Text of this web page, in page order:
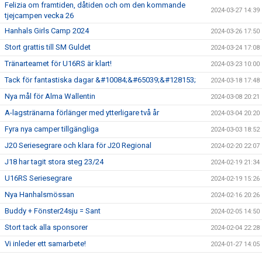
Felizia om framtiden, dåtiden och om den kommande
tjejcampen vecka 26
2024-03-27 14:39
Hanhals Girls Camp 2024 2024-03-26 17:50
Stort grattis till SM Guldet 2024-03-24 17:08
Tränarteamet för U16RS är klart! 2024-03-23 10:00
Tack för fantastiska dagar &#10084;&#65039;&#128153; 2024-03-18 17:48
Nya mål för Alma Wallentin 2024-03-08 20:21
A-lagstränarna förlänger med ytterligare två år 2024-03-04 20:20
Fyra nya camper tillgängliga 2024-03-03 18:52
J20 Seriesegrare och klara för J20 Regional 2024-02-20 22:07
J18 har tagit stora steg 23/24 2024-02-19 21:34
U16RS Seriesegrare 2024-02-19 15:26
Nya Hanhalsmössan 2024-02-16 20:26
Buddy + Fönster24sju = Sant 2024-02-05 14:50
Stort tack alla sponsorer 2024-02-04 22:28
Vi inleder ett samarbete! 2024-01-27 14:05